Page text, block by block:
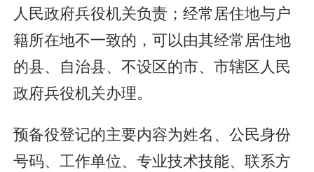
人民政府兵役机关负责；经常居住地与户
籍所在地不一致的，可以由其经常居住地
的县、自治县、不设区的市、市辖区人民
政府兵役机关办理。
预备役登记的主要内容为姓名、公民身份
号码、工作单位、专业技术技能、联系方